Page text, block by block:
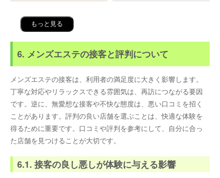
もっと見る
6. メンズエステの接客と評判について
メンズエステの接客は、利用者の満足度に大きく影響します。
丁寧な対応やリラックスできる雰囲気は、再訪につながる要因
です。逆に、無愛想な接客や不快な態度は、悪い口コミを招く
ことがあります。評判の良い店舗を選ぶことは、快適な体験を
得るために重要です。口コミや評判を参考にして、自分に合っ
た店舗を見つけることが大切です。
6.1. 接客の良し悪しが体験に与える影響